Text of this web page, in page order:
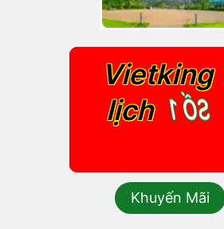
Vietking
lịchSỐ 1
Khuyến Mãi